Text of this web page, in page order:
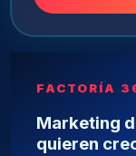
FACTORÍA
Marketing
quieren